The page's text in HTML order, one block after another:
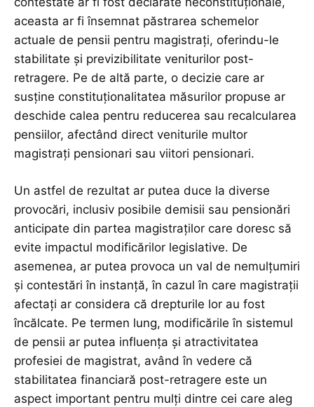
aceasta ar fi însemnat păstrarea schemelor
actuale de pensii pentru magistrați, oferindu-le
stabilitate și previzibilitate veniturilor post-
retragere. Pe de altă parte, o decizie care ar
susține constituționalitatea măsurilor propuse ar
deschide calea pentru reducerea sau recalcularea
pensiilor, afectând direct veniturile multor
magistrați pensionari sau viitori pensionari.
Un astfel de rezultat ar putea duce la diverse
provocări, inclusiv posibile demisii sau pensionări
anticipate din partea magistraților care doresc să
evite impactul modificărilor legislative. De
asemenea, ar putea provoca un val de nemulțumiri
și contestări în instanță, în cazul în care magistrații
afectați ar considera că drepturile lor au fost
încălcate. Pe termen lung, modificările în sistemul
de pensii ar putea influența și atractivitatea
profesiei de magistrat, având în vedere că
stabilitatea financiară post-retragere este un
aspect important pentru mulți dintre cei care aleg